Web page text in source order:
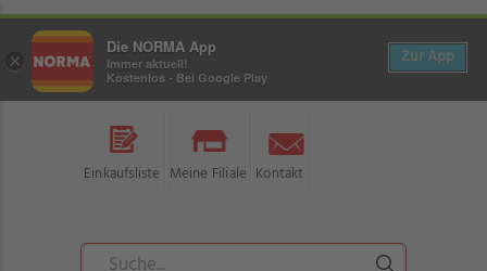
Einkaufsliste Meine Filiale Kontakt
×
Die NORMA App
Immer aktuell!
Kostenlos - Bei Google Play
Zur App